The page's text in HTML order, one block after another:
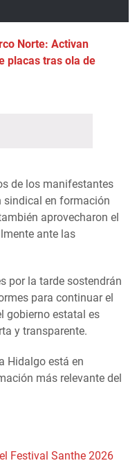
Norte: Activan
placas tras ola de
de los manifestantes
sindical en formación
aprovecharon el
ante las
por la tarde sostendrán
para continuar el
gobierno estatal es
y transparente.
Hidalgo está en
más relevante del
Festival Santhe 2026